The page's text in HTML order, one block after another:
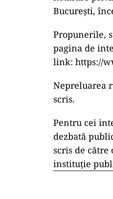
București,
Propunerile,
pagina de
link: https://
Nepreluarea
scris.
Pentru cei
dezbată
scris de către
instituție